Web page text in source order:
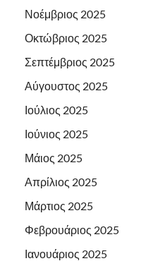
Νοέμβριος 2025
Οκτώβριος 2025
Σεπτέμβριος 2025
Αύγουστος 2025
Ιούλιος 2025
Ιούνιος 2025
Μάιος 2025
Απρίλιος 2025
Μάρτιος 2025
Φεβρουάριος 2025
Ιανουάριος 2025